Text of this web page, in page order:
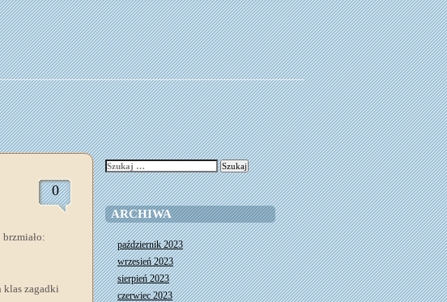
0
klas zagadki
Szukaj:
ARCHIWA
październik 2023
wrzesień 2023
sierpień 2023
czerwiec 2023